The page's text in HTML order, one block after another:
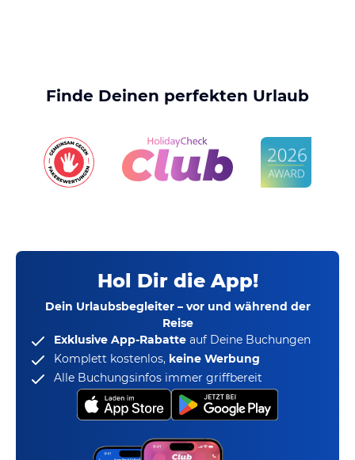
Finde Deinen perfekten Urlaub
Hol Dir die App!
Dein Urlaubsbegleiter – vor und während der
Reise
Exklusive App-Rabatte auf Deine Buchungen
Komplett kostenlos, keine Werbung
Alle Buchungsinfos immer griffbereit